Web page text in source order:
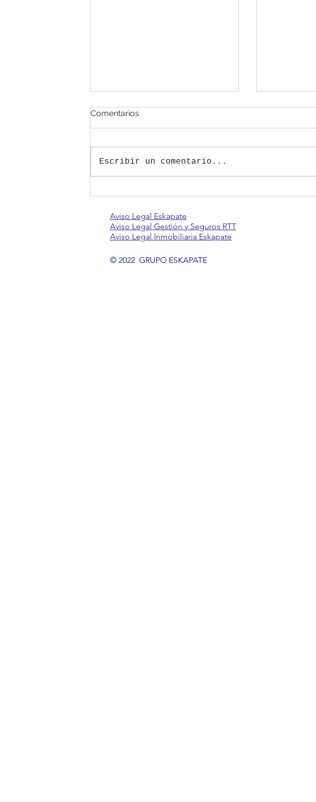
Comentarios
Escribir un comentario...
Aviso Legal Eskapate
Aviso Legal Gestión y Seguros RTT
Aviso Legal Inmobiliaria Eskapate
© 2022 GRUPO ESKAPATE